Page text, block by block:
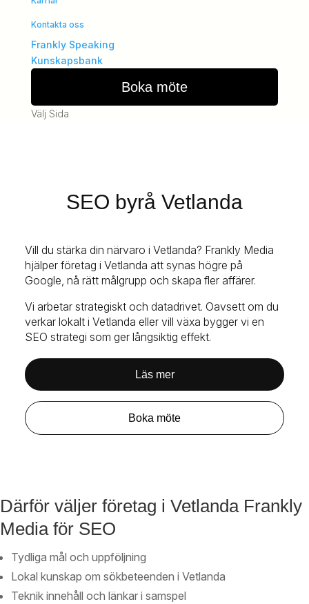
Kontakta oss
Frankly Speaking
Kunskapsbank
Boka möte
Välj Sida
SEO byrå Vetlanda
Vill du stärka din närvaro i Vetlanda? Frankly Media
hjälper företag i Vetlanda att synas högre på
Google, nå rätt målgrupp och skapa fler affärer.
Vi arbetar strategiskt och datadrivet. Oavsett om du
verkar lokalt i Vetlanda eller vill växa bygger vi en
SEO strategi som ger långsiktig effekt.
Läs mer
Boka möte
Därför väljer företag i Vetlanda Frankly
Media för SEO
Tydliga mål och uppföljning
Lokal kunskap om sökbeteenden i Vetlanda
Teknik innehåll och länkar i samspel